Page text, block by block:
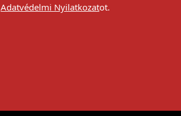
Adatvédelmi Nyilatkozatot.